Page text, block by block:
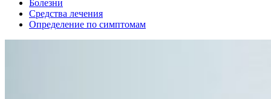
Болезни
Средства лечения
Определение по симптомам